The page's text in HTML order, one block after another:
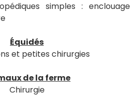
simples : enclouage
Équidés
et petites chirurgies
de la ferme
Chirurgie